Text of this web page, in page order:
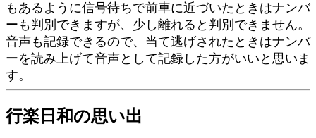
もあるように信号待ちで前車に近づいたときはナンバ
ーも判別できますが、少し離れると判別できません。
音声も記録できるので、当て逃げされたときはナンバ
ーを読み上げて音声として記録した方がいいと思いま
す。
行楽日和の思い出